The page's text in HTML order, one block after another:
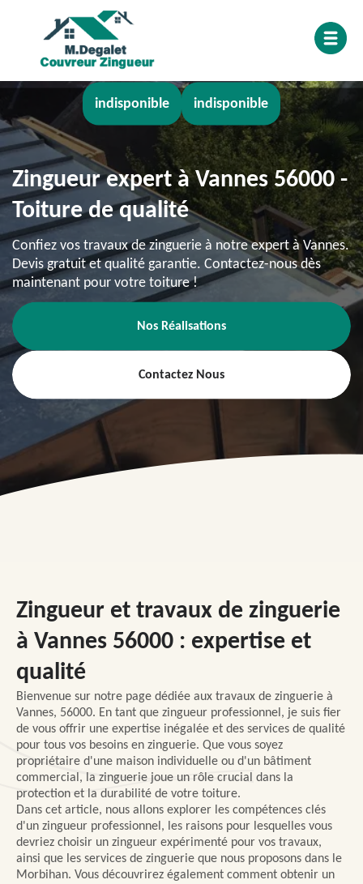
indisponible indisponible
Zingueur expert à Vannes 56000 -
Toiture de qualité
Confiez vos travaux de zinguerie à notre expert à Vannes.
Devis gratuit et qualité garantie. Contactez-nous dès
maintenant pour votre toiture !
Nos Réalisations
Contactez Nous
Zingueur et travaux de zinguerie
à Vannes 56000 : expertise et
qualité
Bienvenue sur notre page dédiée aux travaux de zinguerie à
Vannes, 56000. En tant que zingueur professionnel, je suis fier
de vous offrir une expertise inégalée et des services de qualité
pour tous vos besoins en zinguerie. Que vous soyez
propriétaire d'une maison individuelle ou d'un bâtiment
commercial, la zinguerie joue un rôle crucial dans la
protection et la durabilité de votre toiture.
Dans cet article, nous allons explorer les compétences clés
d'un zingueur professionnel, les raisons pour lesquelles vous
devriez choisir un zingueur expérimenté pour vos travaux,
ainsi que les services de zinguerie que nous proposons dans le
Morbihan. Vous découvrirez également comment obtenir un